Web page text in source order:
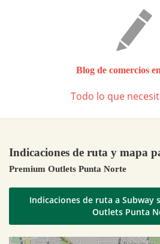
Blog de comercios
Todo lo que
Indicaciones de ruta y mapa
Premium Outlets Punta Norte
Indicaciones de ruta a Subway
Outlets Punta